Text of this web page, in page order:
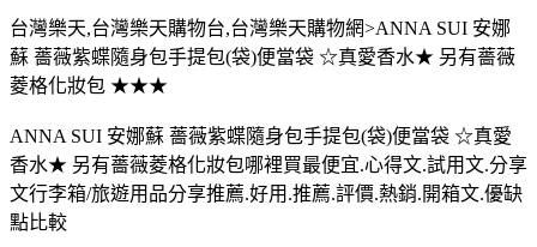
台灣樂天,台灣樂天購物台,台灣樂天購物網>ANNA SUI 安娜
蘇 薔薇紫蝶隨身包手提包(袋)便當袋 ☆真愛香水★ 另有薔薇
菱格化妝包 ★★★
ANNA SUI 安娜蘇 薔薇紫蝶隨身包手提包(袋)便當袋 ☆真愛
香水★ 另有薔薇菱格化妝包哪裡買最便宜.心得文.試用文.分享
文行李箱/旅遊用品分享推薦.好用.推薦.評價.熱銷.開箱文.優缺
點比較